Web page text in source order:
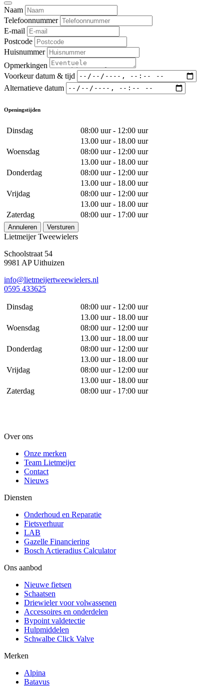
Naam
Telefoonnummer
E-mail
Postcode
Huisnummer
Opmerkingen
Voorkeur datum & tijd
Alternatieve datum
Openingstijden
Dinsdag
08:00 uur - 12:00 uur
13.00 uur - 18.00 uur
Woensdag
08:00 uur - 12:00 uur
13.00 uur - 18.00 uur
Donderdag
08:00 uur - 12:00 uur
13.00 uur - 18.00 uur
Vrijdag
08:00 uur - 12:00 uur
13.00 uur - 18.00 uur
Zaterdag
08:00 uur - 17:00 uur
Annuleren Versturen
Lietmeijer Tweewielers
Schoolstraat 54
9981 AP Uithuizen
info@lietmeijertweewielers.nl
0595 433625
Dinsdag
08:00 uur - 12:00 uur
13.00 uur - 18.00 uur
Woensdag
08:00 uur - 12:00 uur
13.00 uur - 18.00 uur
Donderdag
08:00 uur - 12:00 uur
13.00 uur - 18.00 uur
Vrijdag
08:00 uur - 12:00 uur
13.00 uur - 18.00 uur
Zaterdag
08:00 uur - 17:00 uur
Over ons
Onze merken
Team Lietmeijer
Contact
Nieuws
Diensten
Onderhoud en Reparatie
Fietsverhuur
LAB
Gazelle Financiering
Bosch Actieradius Calculator
Ons aanbod
Nieuwe fietsen
Schaatsen
Driewieler voor volwassenen
Accessoires en onderdelen
Bypoint valdetectie
Hulpmiddelen
Schwalbe Click Valve
Merken
Alpina
Batavus